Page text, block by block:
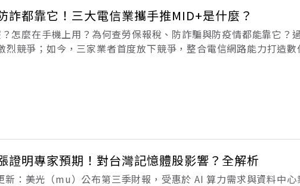
詐都靠它！三大電信業攜手推MID+是什麼？
怎麼在手機上用？為何查勞保報稅、防詐騙與防疫情都能靠它？
烈競爭；如今，三家業者首度放下競爭，整合電信網路能力打造
證明專家預期！對台灣記憶體股影響？全解析
：美光（mu）公布第三季財報，受惠於 AI 算力需求與資料中